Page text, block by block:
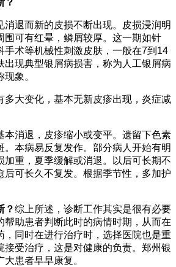
？
消退而新的皮损不断出现。皮损浸润明
围可有红晕，鳞屑较厚。这一期如针
手术等机械性刺激皮肤，一般在7到14
出现典型银屑病损害，称为人工银屑病
象。
多大变化，基本无新皮疹出现，炎症减
本消退，皮疹缩小或变平。遗留下色素
。本病易反复发作。部分病人开始有明
加重，夏季缓解或消退。以后可长期不
后可长久不复发。根据季节性，多加护
？综上所述，诊断工作其实是很有必要
帮助患者判断此时的病情时期，从而在
，同时在进行治疗时，选择医院也是重
接受治疗，这是对健康的负责。郑州银
患者早早康复。